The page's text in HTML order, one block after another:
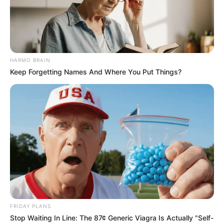
υποδομή) και να αγκυροβολήσουν τα νέα ψηφιακά τους
νομίσματα απευθείας στο μη χειραγωγημένο Κβαντικό
Χρηματοπιστωτικό Σύστημα (QFS).
HARMO BRAIN
Keep Forgetting Names And Where You Put Things?
FRIDAY PLANS
Stop Waiting In Line: The 87¢ Generic Viagra Is Actually "Self-